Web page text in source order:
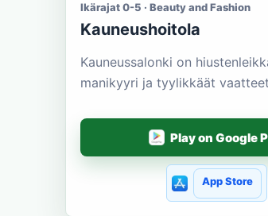
Ikärajat 0-5 · Beauty and Fashion
Kauneushoitola
Kauneussalonki on
manikyyri ja tyylikkäät vaatteet
Play on Google
App Store